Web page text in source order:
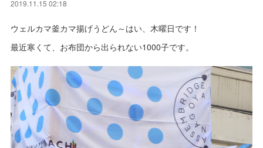
2019.11.15 02:18
ウェルカマ釜カマ揚げうどん～はい、木曜日です！
最近寒くて、お布団から出られない1000子です。